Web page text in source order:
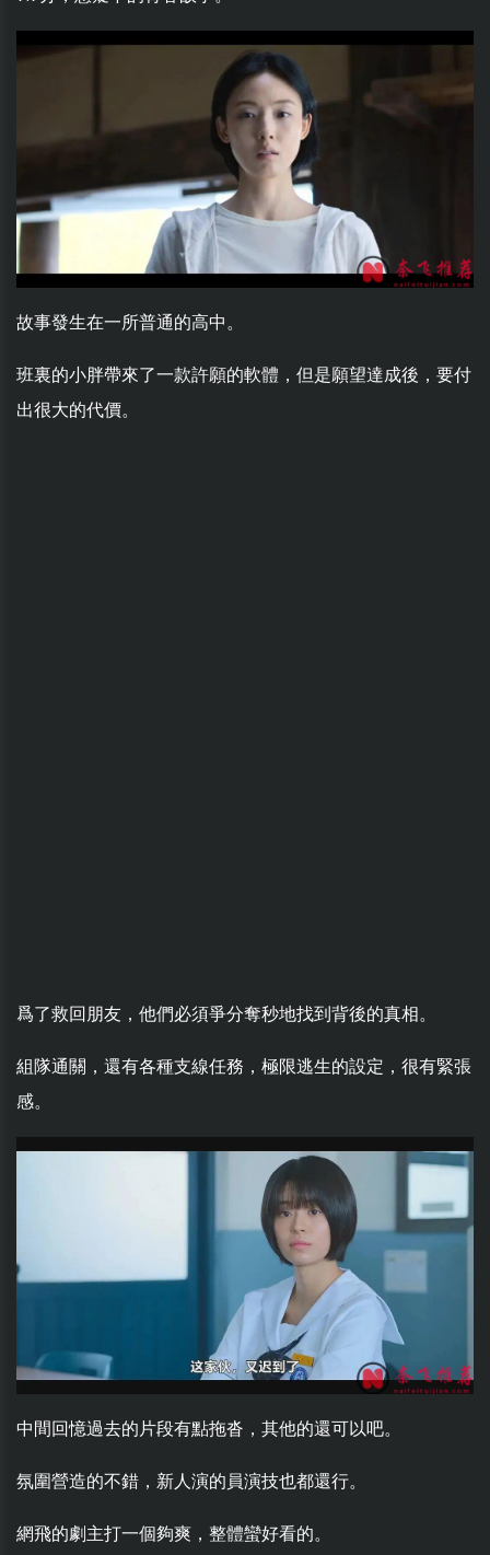
故事發生在一所普通的高中。
班裏的小胖帶來了一款許願的軟體，但是願望達成後，要付
出很大的代價。
爲了救回朋友，他們必須爭分奪秒地找到背後的真相。
組隊通關，還有各種支線任務，極限逃生的設定，很有緊張
感。
中間回憶過去的片段有點拖沓，其他的還可以吧。
氛圍營造的不錯，新人演的員演技也都還行。
網飛的劇主打一個夠爽，整體蠻好看的。